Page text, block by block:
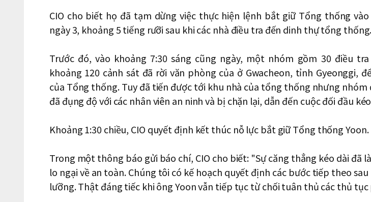
CIO cho biết họ đã tạm dừng việc thực hiện lệnh bắt giữ Tổng thống vào
ngày 3, khoảng 5 tiếng rưỡi sau khi các nhà điều tra đến dinh thự tổng thống.
Trước đó, vào khoảng 7:30 sáng cũng ngày, một nhóm gồm 30 điều
khoảng 120 cảnh sát đã rời văn phòng của ở Gwacheon, tỉnh Gyeonggi,
của Tổng thống. Tuy đã tiến được tới khu nhà của tổng thống nhưng nhóm
đã đụng độ với các nhân viên an ninh và bị chặn lại, dẫn đến cuộc đối đầu
Khoảng 1:30 chiều, CIO quyết định kết thúc nỗ lực bắt giữ Tổng thống Yoon.
Trong một thông báo gửi báo chí, CIO cho biết: "Sự căng thẳng kéo dài đã
lo ngại về an toàn. Chúng tôi có kế hoạch quyết định các bước tiếp theo
lưỡng. Thật đáng tiếc khi ông Yoon vẫn tiếp tục từ chối tuân thủ các thủ tục